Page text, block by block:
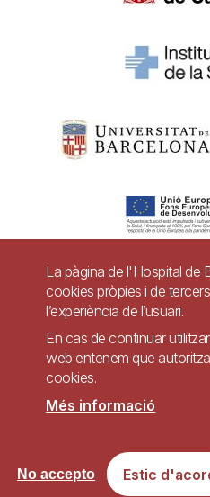
Pie
página
Accessibilitat
Lloc web accessible de conformitat
setembre, sobre accessibilitat dels
mòbils del
La pàgina de l'Hospital de
cookies pròpies i de
l’experiència de l’usuari.
En cas de continuar
web entenem que autoritza
cookies.
Més informació
Estic
No accepto